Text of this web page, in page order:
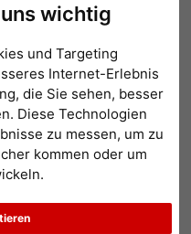
wichtig
und Targeting
Internet-Erlebnis
die Sie sehen, besser
Diese Technologien
zu messen, um zu
kommen oder um